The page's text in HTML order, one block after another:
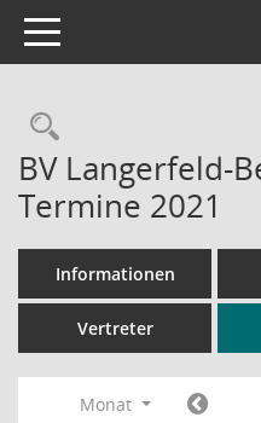
Toggle navigation
BV Langerfeld-
Termine 2021
Informationen
Vertreter
Monat